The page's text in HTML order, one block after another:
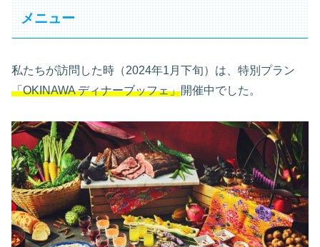
メニュー
私たちが訪問した時（2024年1月下旬）は、特別プラン
「OKINAWA ディナーブッフェ」開催中でした。